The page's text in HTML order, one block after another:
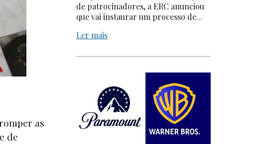
as
de
de patrocinadores, a ERC anunciou
que vai instaurar um processo de...
Ler mais